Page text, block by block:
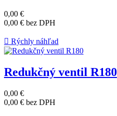
0,00 €
0,00 € bez DPH
 Rýchly náhľad
Redukčný ventil R180
0,00 €
0,00 € bez DPH